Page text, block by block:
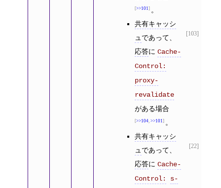
>>101 。
[103]
共有キャッシ
ュであって、
応答に Cache-
Control:
proxy-
revalidate
がある場合
>>104, >>101 。
[22]
共有キャッシ
ュであって、
応答に Cache-
Control:
s-